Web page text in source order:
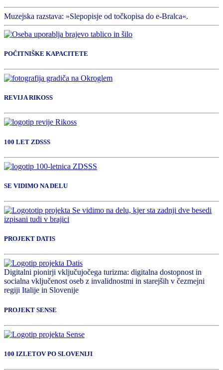
Muzejska razstava: »Slepopisje od točkopisa do e-Bralca«.
POČITNIŠKE KAPACITETE
REVIJA RIKOSS
100 LET ZDSSS
SE VIDIMO NA DELU
PROJEKT DATIS
Digitalni pionirji vključujočega turizma: digitalna dostopnost in
socialna vključenost oseb z invalidnostmi in starejših v čezmejni
regiji Italije in Slovenije
PROJEKT SENSE
100 IZLETOV PO SLOVENIJI